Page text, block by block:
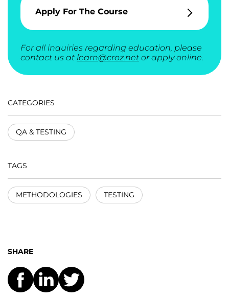
Apply For The Course
For all inquiries regarding education, please
contact us at learn@croz.net or apply online.
CATEGORIES
QA & TESTING
TAGS
METHODOLOGIES TESTING
SHARE